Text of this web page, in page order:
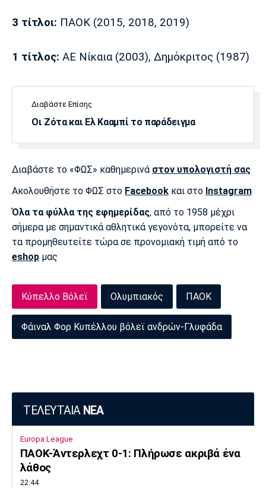
3 τίτλοι: ΠΑΟΚ (2015, 2018, 2019)
1 τίτλος: ΑΕ Νίκαια (2003), Δημόκριτος (1987)
Διαβάστε Επίσης
Οι Ζότα και Ελ Κααμπί το παράδειγμα
Διαβάστε το «ΦΩΣ» καθημερινά στον υπολογιστή σας
Ακολουθήστε το ΦΩΣ στο Facebook και στο Instagram
Όλα τα φύλλα της εφημερίδας, από το 1958 μέχρι
σήμερα με σημαντικά αθλητικά γεγονότα, μπορείτε να
τα προμηθευτείτε τώρα σε προνομιακή τιμή από το
eshop μας
Κύπελλο Βόλεϊ Ολυμπιακός ΠΑΟΚ
Φάιναλ Φορ Κυπέλλου βόλεϊ ανδρών-Γλυφάδα
ΤΕΛΕΥΤΑΙΑ ΝΕΑ
Europa League
ΠΑΟΚ-Άντερλεχτ 0-1: Πλήρωσε ακριβά ένα
λάθος
22:44